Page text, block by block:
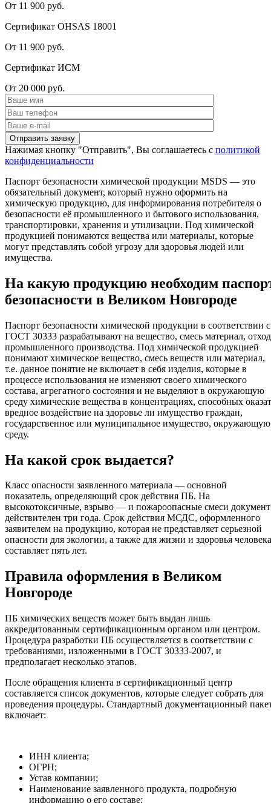
От 11 900 руб.
Сертификат OHSAS 18001
От 11 900 руб.
Сертификат ИСМ
От 20 000 руб.
Нажимая кнопку "Отправить", Вы соглашаетесь с политикой
конфиденциальности
Паспорт безопасности химической продукции MSDS — это
обязательный документ, который нужно оформить на
химическую продукцию, для информирования потребителя о
безопасности её промышленного и бытового использования,
транспортировки, хранения и утилизации. Под химической
продукцией понимаются вещества или материалы, которые
могут представлять собой угрозу для здоровья людей или
имущества.
На какую продукцию необходим
безопасности в Великом Новгороде
Паспорт безопасности химической продукции в соответствии с
ГОСТ 30333 разрабатывают на вещество, смесь материал, отход
промышленного производства. Под химической продукцией
понимают химическое вещество, смесь веществ или материал,
т.е. данное понятие не включает в себя изделия, которые в
процессе использования не изменяют своего химического
состава, агрегатного состояния и не выделяют в окружающую
среду химические вещества в концентрациях, способных
вредное воздействие на здоровье ли имущество граждан,
государственное или муниципальное имущество, окружающую
среду.
На какой срок выдается?
Класс опасности заявленного материала — основной
показатель, определяющий срок действия ПБ. На
высокотоксичные, взрыво — и пожароопасные смеси документ
действителен три года. Срок действия МСДС, оформленного
заявителем на продукцию, которая не представляет серьезной
опасности для экологии, а также для жизни и здоровья
составляет пять лет.
Правила оформления в Великом
Новгороде
ПБ химических веществ может быть выдан лишь
аккредитованным сертификационным органом или центром.
Процедура разработки ПБ осуществляется в соответствии с
требованиями, изложенными в ГОСТ 30333-2007, и
предполагает несколько этапов.
После обращения клиента в сертификационный центр
составляется список документов, которые следует собрать для
проведения процедуры. Стандартный документационный
включает:
ИНН клиента;
ОГРН;
Устав компании;
Наименование заявленного продукта, подробную
информацию о его составе;